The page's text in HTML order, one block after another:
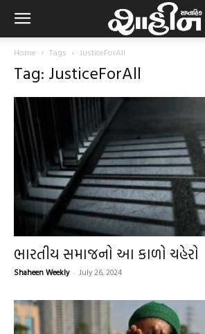
Home Tags JusticeForAll
Tag: JusticeForAll
ભારતીય સમાજનો આ કાળો ચહેરો
Shaheen Weekly - July 26, 2024